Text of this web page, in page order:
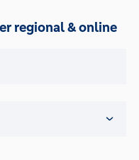
regional & online